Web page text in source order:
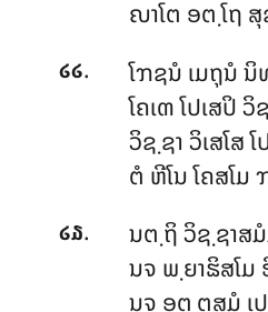
ຎາໂຕ ອຕ຺ໂຖ ສຸ
໒໒.
ໂຠຊນໍ ເມຖຸນໍ
ໂຄເຓ ໂປເສປິ
ວິຊ຺ຊາ ວິເສໂສ
ຕໍ ຫີໂນ ໂຄສໂມ
໒໓.
ນຕ຺ຖິ ວິຊ຺ຊາສ
ນຈ ພ຺ຍາຘິສໂມ
ນຈ ອຕ຺ຕສມໍ ເ